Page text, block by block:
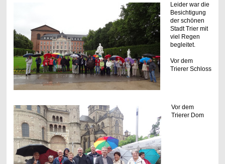
Leider war die
Besichtigung
der schönen
Stadt Trier mit
viel Regen
begleitet.
Vor dem
Trierer Schloss
Vor dem
Trierer Dom